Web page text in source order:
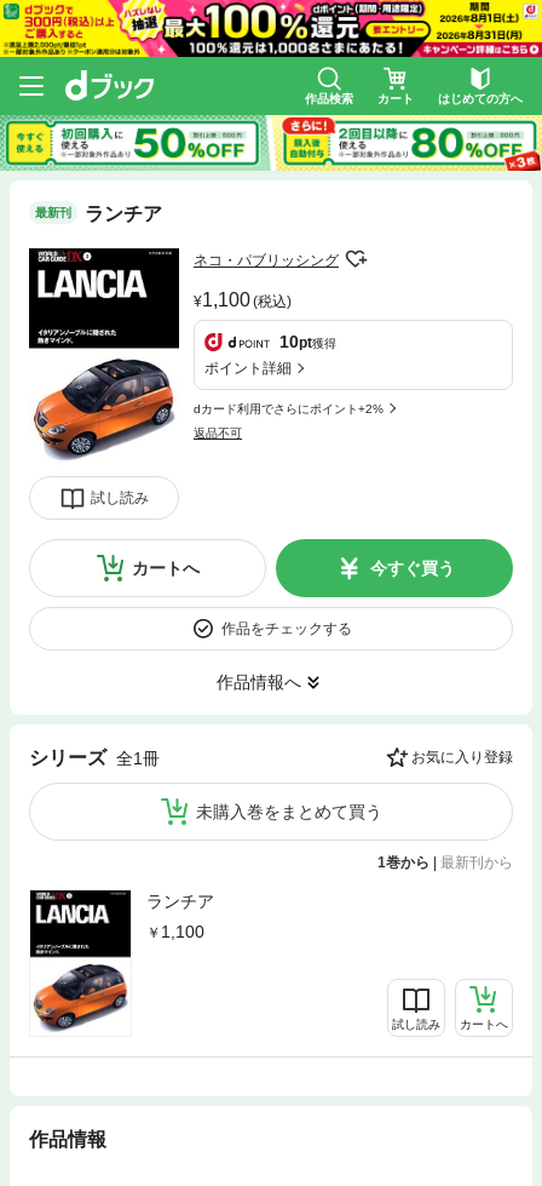
作品検索 カート はじめての方へ
最新刊 ランチア
試し読み
ネコ・パブリッシング
1,100(税込)
10pt獲得
ポイント詳細
dカード利用でさらにポイント+2%
返品不可
カートへ 今すぐ買う
作品をチェックする
作品情報へ
シリーズ 全1冊 お気に入り登録
未購入巻をまとめて買う
1巻から | 最新刊から
ランチア
1,100
試し読み カートへ
作品情報